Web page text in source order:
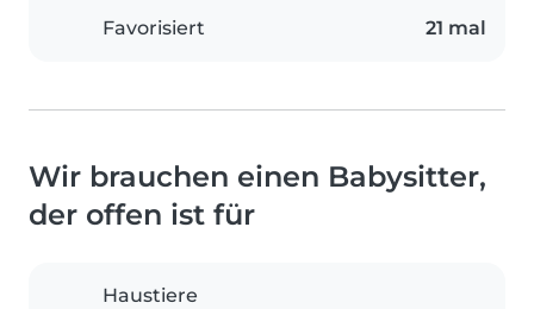
Favorisiert 21 mal
Wir brauchen einen Babysitter,
der offen ist für
Haustiere